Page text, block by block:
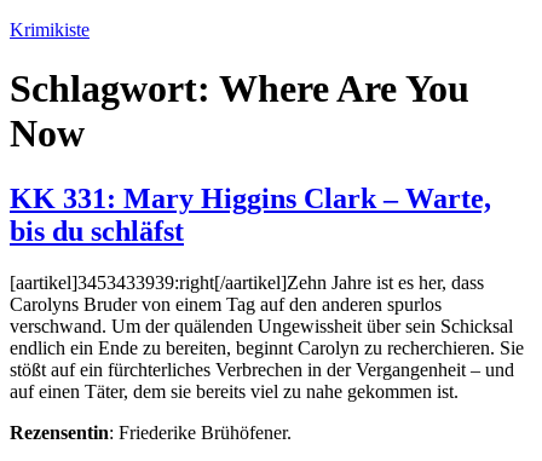
Zum
springen
Krimikiste
Schlagwort: Where Are You
Now
KK 331: Mary Higgins Clark – Warte,
bis du schläfst
[aartikel]3453433939:right[/aartikel]Zehn Jahre ist es her, dass
Carolyns Bruder von einem Tag auf den anderen spurlos
verschwand. Um der quälenden Ungewissheit über sein Schicksal
endlich ein Ende zu bereiten, beginnt Carolyn zu recherchieren. Sie
stößt auf ein fürchterliches Verbrechen in der Vergangenheit – und
auf einen Täter, dem sie bereits viel zu nahe gekommen ist.
Rezensentin: Friederike Brühöfener.